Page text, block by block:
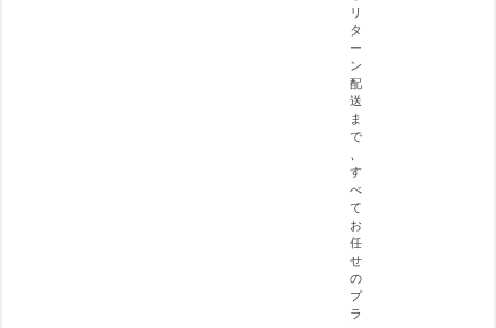
リ
タ
ー
ン
配
送
ま
で
す
べ
て
お
任
せ
の
プ
ラ